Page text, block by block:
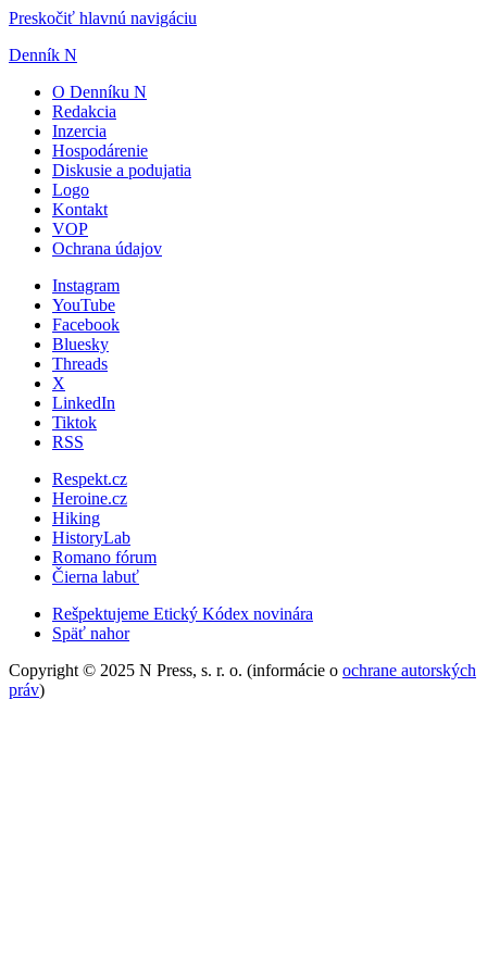
Preskočiť hlavnú navigáciu
Denník N
O Denníku N
Redakcia
Inzercia
Hospodárenie
Diskusie a podujatia
Logo
Kontakt
VOP
Ochrana údajov
Instagram
YouTube
Facebook
Bluesky
Threads
X
LinkedIn
Tiktok
RSS
Respekt.cz
Heroine.cz
Hiking
HistoryLab
Romano fórum
Čierna labuť
Rešpektujeme Etický Kódex novinára
Späť nahor
Copyright © 2025 N Press, s. r. o. (informácie o ochrane autorských
práv)